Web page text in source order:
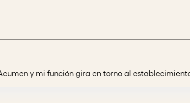
y mi función gira en torno al